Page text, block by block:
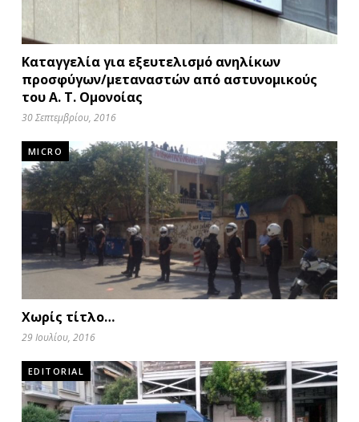
Καταγγελία για εξευτελισμό ανηλίκων
προσφύγων/μεταναστών από αστυνομικούς
του Α. Τ. Ομονοίας
30 Σεπτεμβρίου, 2016
MICRO
Χωρίς τίτλο…
29 Ιουλίου, 2016
EDITORIAL